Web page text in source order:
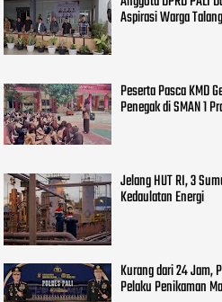
Aspirasi Warga
Peserta Pasca KMD
Penegak di SMAN 1
Jelang HUT RI, 3
Kedaulatan Energi
Kurang dari 24 Jam,
Pelaku Penikaman